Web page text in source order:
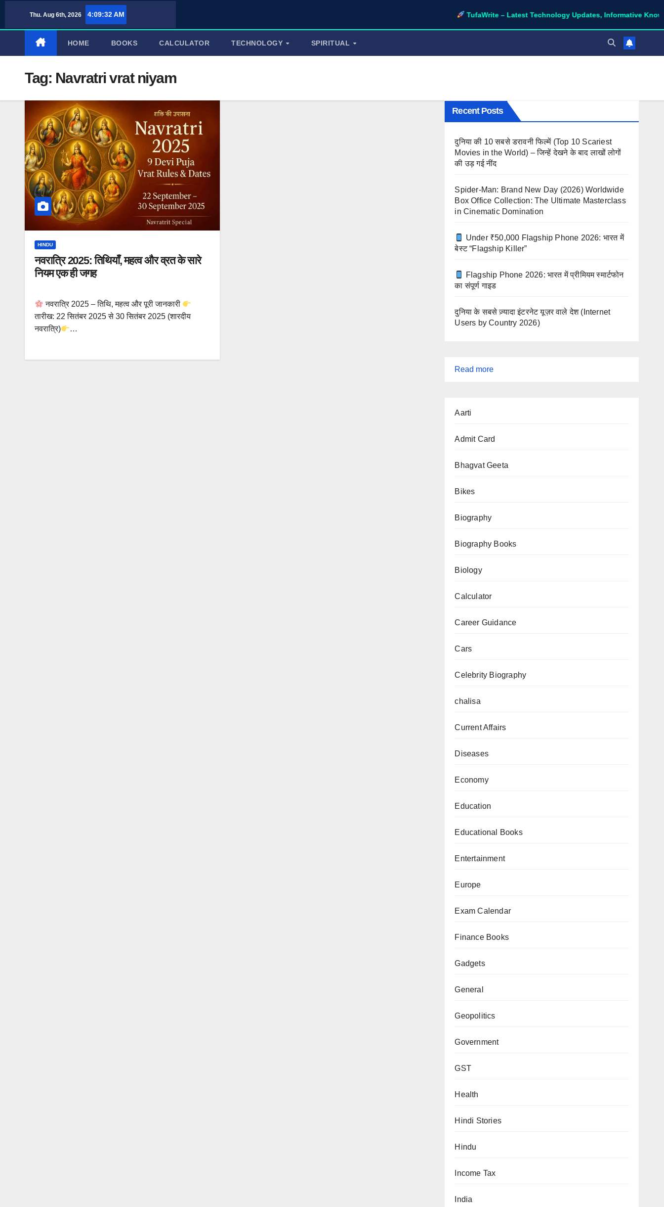
Thu. Aug 6th, 2026 4:09:33 AM TufaWrite – Latest Technology Updates, Informative Knowledge &
HOME BOOKS CALCULATOR TECHNOLOGY SPIRITUAL
Tag: Navratri vrat niyam
HINDU
नवरात्रि 2025: तिथियाँ, महत्व और व्रत के सारे
नियम एक ही जगह
नवरात्रि 2025 – तिथि, महत्व और पूरी जानकारी
तारीख: 22 सितंबर 2025 से 30 सितंबर 2025 (शारदीय
नवरात्रि)
…
Recent Posts
दुनिया की 10 सबसे डरावनी फिल्में (Top 10 Scariest
Movies in the World) – जिन्हें देखने के बाद लाखों लोगों
की उड़ गई नींद
Spider-Man: Brand New Day (2026) Worldwide
Box Office Collection: The Ultimate Masterclass
in Cinematic Domination
Under ₹50,000 Flagship Phone 2026: भारत में
बेस्ट “Flagship Killer”
Flagship Phone 2026: भारत में प्रीमियम स्मार्टफोन
का संपूर्ण गाइड
दुनिया के सबसे ज़्यादा इंटरनेट यूज़र वाले देश (Internet
Users by Country 2026)
Read more:
और
जगह
Aarti
Admit Card
Bhagvat Geeta
Bikes
Biography
Biography Books
Biology
Calculator
Career Guidance
Cars
Celebrity Biography
chalisa
Current Affairs
Diseases
Economy
Education
Educational Books
Entertainment
Europe
Exam Calendar
Finance Books
Gadgets
General
Geopolitics
Government
GST
Health
Hindi Stories
Hindu
Income Tax
India